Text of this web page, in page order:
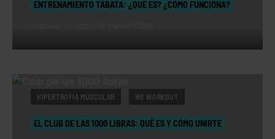
ENTRENAMIENTO TABATA: ¿QUÉ ES? ¿CÓMO FUNCIONA?
HIPERTROFIA MUSCULAR WE WORKOUT
EL CLUB DE LAS 1000 LIBRAS: QUÉ ES Y CÓMO UNIRTE